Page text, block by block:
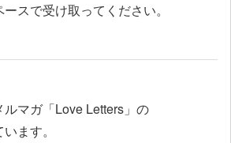
スで受け取ってください。
マガ「Love Letters」の
ます。